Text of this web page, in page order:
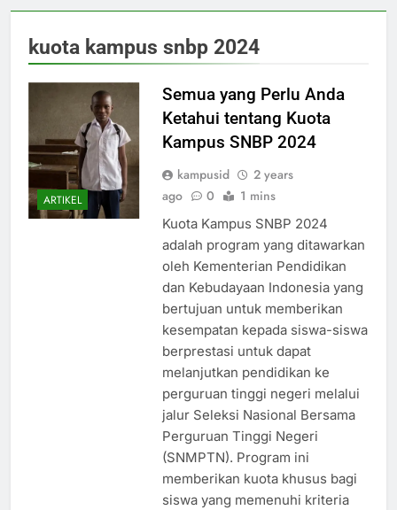
kuota kampus snbp 2024
ARTIKEL
Semua yang Perlu Anda
Ketahui tentang Kuota
Kampus SNBP 2024
kampusid
2 years
ago
0 1 mins
Kuota Kampus SNBP 2024
adalah program yang ditawarkan
oleh Kementerian Pendidikan
dan Kebudayaan Indonesia yang
bertujuan untuk memberikan
kesempatan kepada siswa-siswa
berprestasi untuk dapat
melanjutkan pendidikan ke
perguruan tinggi negeri melalui
jalur Seleksi Nasional Bersama
Perguruan Tinggi Negeri
(SNMPTN). Program ini
memberikan kuota khusus bagi
siswa yang memenuhi kriteria